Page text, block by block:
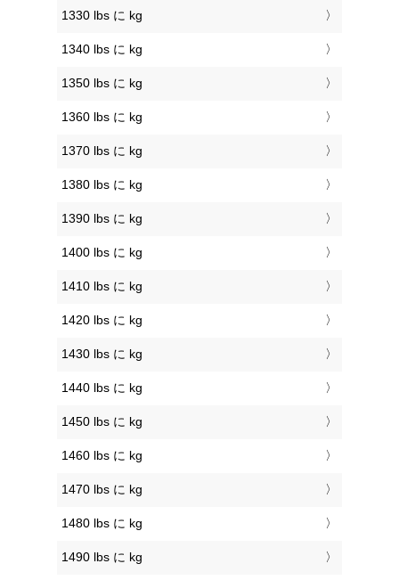
1330 lbs に kg
1340 lbs に kg
1350 lbs に kg
1360 lbs に kg
1370 lbs に kg
1380 lbs に kg
1390 lbs に kg
1400 lbs に kg
1410 lbs に kg
1420 lbs に kg
1430 lbs に kg
1440 lbs に kg
1450 lbs に kg
1460 lbs に kg
1470 lbs に kg
1480 lbs に kg
1490 lbs に kg